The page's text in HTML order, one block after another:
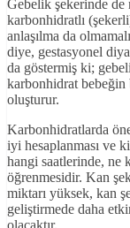
Gebelik şekerinde
karbonhidratlı
anlaşılma da
diye, gestasyonel
da göstermiş ki;
karbonhidrat
oluşturur.
Karbonhidratlarda
iyi hesaplanması ve
hangi saatlerinde, ne
öğrenmesidir. Kan
miktarı yüksek, kan
geliştirmede daha